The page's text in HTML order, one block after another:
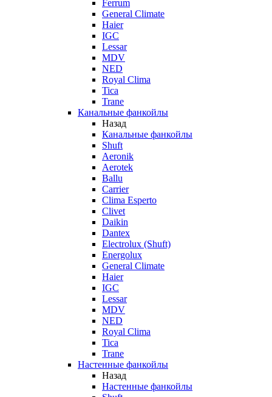
Ferrum
General Climate
Haier
IGC
Lessar
MDV
NED
Royal Clima
Tica
Trane
Канальные фанкойлы
Назад
Канальные фанкойлы
Shuft
Aeronik
Aerotek
Ballu
Carrier
Clima Esperto
Clivet
Daikin
Dantex
Electrolux (Shuft)
Energolux
General Climate
Haier
IGC
Lessar
MDV
NED
Royal Clima
Tica
Trane
Настенные фанкойлы
Назад
Настенные фанкойлы